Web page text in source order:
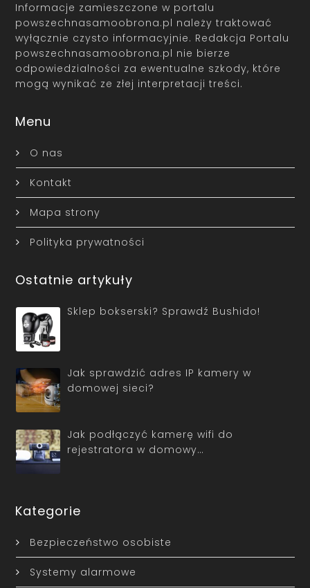
Informacje zamieszczone w portalu
powszechnasamoobrona.pl należy traktować
wyłącznie czysto informacyjnie. Redakcja Portalu
powszechnasamoobrona.pl nie bierze
odpowiedzialności za ewentualne szkody, które
mogą wynikać ze złej interpretacji treści.
Menu
O nas
Kontakt
Mapa strony
Polityka prywatności
Ostatnie artykuły
Sklep bokserski? Sprawdź Bushido!
Jak sprawdzić adres IP kamery w
domowej sieci?
Jak podłączyć kamerę wifi do
rejestratora w domowy…
Kategorie
Bezpieczeństwo osobiste
Systemy alarmowe